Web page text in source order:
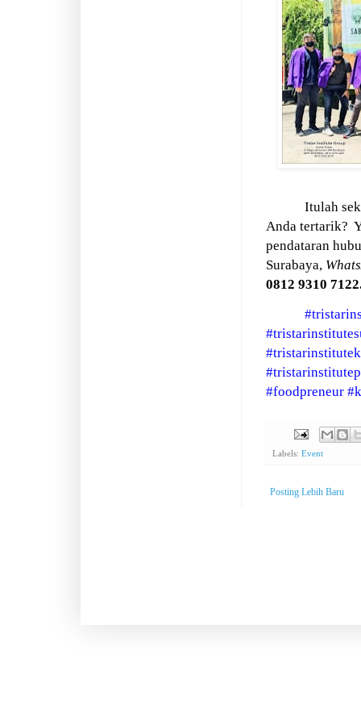
Itulah
Anda tertarik?
pendataran
Surabaya,
0812 9310
#foodpreneur
Labels: Event
Posting Lebih Baru